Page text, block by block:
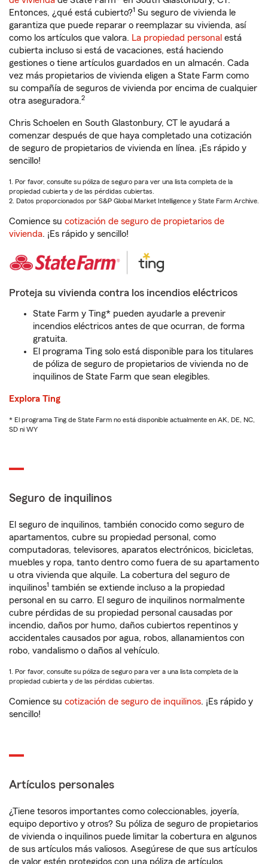
Entonces, ¿qué está cubierto?1 Su seguro de vivienda le
garantiza que puede reparar o reemplazar su vivienda, así
como los artículos que valora. La propiedad personal está
cubierta incluso si está de vacaciones, está haciendo
gestiones o tiene artículos guardados en un almacén. Cada
vez más propietarios de vivienda eligen a State Farm como
su compañía de seguros de vivienda por encima de cualquier
otra aseguradora.2
Chris Schoelen en South Glastonbury, CT le ayudará a
comenzar después de que haya completado una cotización
de seguro de propietarios de vivienda en línea. ¡Es rápido y
sencillo!
1. Por favor, consulte su póliza de seguro para ver una lista completa de la
propiedad cubierta y de las pérdidas cubiertas.
2. Datos proporcionados por S&P Global Market Intelligence y State Farm Archive.
Comience su cotización de seguro de propietarios de
vivienda. ¡Es rápido y sencillo!
Proteja su vivienda contra los incendios eléctricos
State Farm y Ting* pueden ayudarle a prevenir
incendios eléctricos antes de que ocurran, de forma
gratuita.
El programa Ting solo está disponible para los titulares
de póliza de seguro de propietarios de vivienda no de
inquilinos de State Farm que sean elegibles.
Explora Ting
* El programa Ting de State Farm no está disponible actualmente en AK, DE, NC,
SD ni WY
Seguro de inquilinos
El seguro de inquilinos, también conocido como seguro de
apartamentos, cubre su propiedad personal, como
computadoras, televisores, aparatos electrónicos, bicicletas,
muebles y ropa, tanto dentro como fuera de su apartamento
u otra vivienda que alquile. La cobertura del seguro de
inquilinos1 también se extiende incluso a la propiedad
personal en su carro. El seguro de inquilinos normalmente
cubre pérdidas de su propiedad personal causadas por
incendio, daños por humo, daños cubiertos repentinos y
accidentales causados por agua, robos, allanamientos con
robo, vandalismo o daños al vehículo.
1. Por favor, consulte su póliza de seguro para ver a una lista completa de la
propiedad cubierta y de las pérdidas cubiertas.
Comience su cotización de seguro de inquilinos. ¡Es rápido y
sencillo!
Artículos personales
¿Tiene tesoros importantes como coleccionables, joyería,
equipo deportivo y otros? Su póliza de seguro de propietarios
de vivienda o inquilinos puede limitar la cobertura en algunos
de sus artículos más valiosos. Asegúrese de que sus artículos
de valor estén protegidos con una póliza de artículos